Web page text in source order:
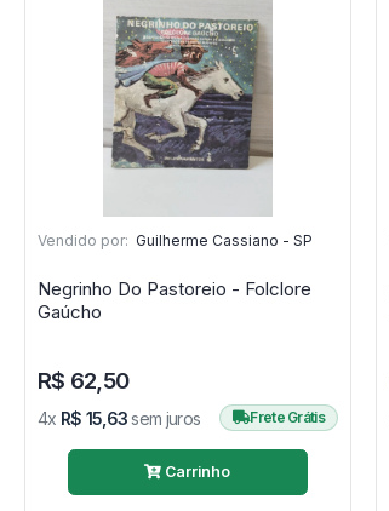
Vendido por: Guilherme Cassiano - SP
Negrinho Do Pastoreio - Folclore
Gaúcho
R$ 62,50
4x R$ 15,63sem juros Frete Grátis
Carrinho